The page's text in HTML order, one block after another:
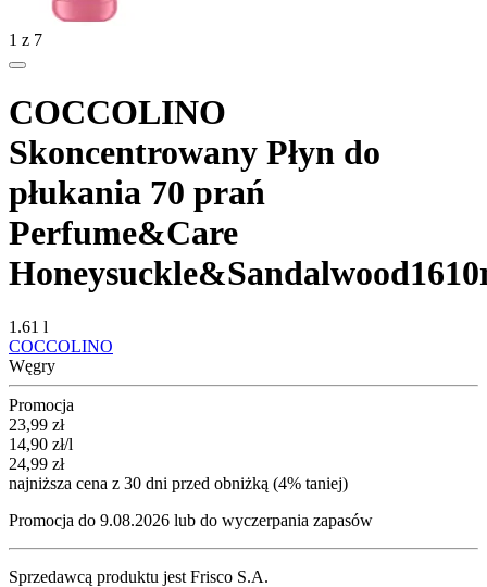
1 z 7
COCCOLINO
Skoncentrowany Płyn do
płukania 70 prań
Perfume&Care
1.61 l
COCCOLINO
Węgry
Promocja
Cena promocyjna
23,99 zł
14,90 zł/l
24,99 zł
najniższa cena z 30 dni przed obniżką (4% taniej)
Promocja do 9.08.2026 lub do wyczerpania zapasów
Sprzedawcą produktu jest Frisco S.A.